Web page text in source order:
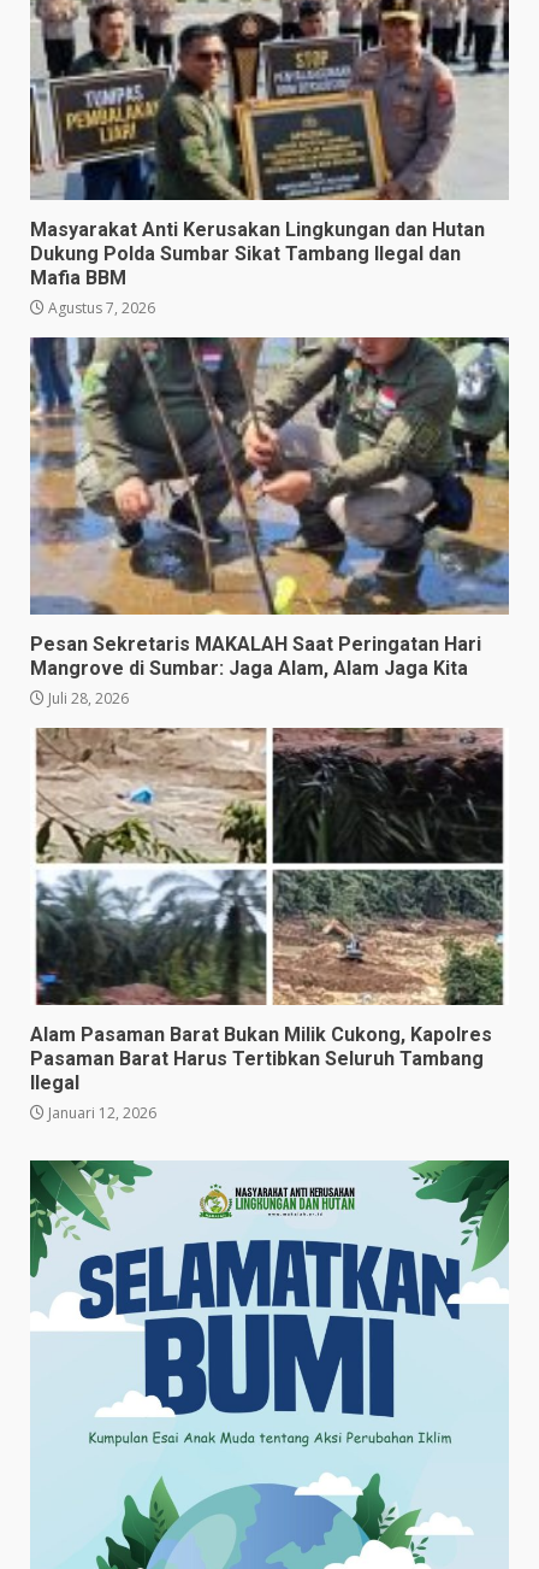
Masyarakat Anti Kerusakan Lingkungan dan Hutan
Dukung Polda Sumbar Sikat Tambang Ilegal dan
Mafia BBM
Agustus 7, 2026
Pesan Sekretaris MAKALAH Saat Peringatan Hari
Mangrove di Sumbar: Jaga Alam, Alam Jaga Kita
Juli 28, 2026
Alam Pasaman Barat Bukan Milik Cukong, Kapolres
Pasaman Barat Harus Tertibkan Seluruh Tambang
Ilegal
Januari 12, 2026